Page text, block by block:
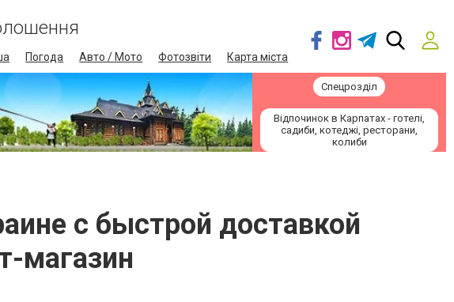
Погода Авто / Мото Фотозвіти Карта міста
Спецрозділ
Відпочинок в Карпатах - готелі,
садиби, котеджі, ресторани,
колиби
с быстрой доставкой
магазин